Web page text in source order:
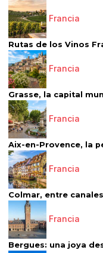
Francia
Rutas de los Vinos
Francia
Grasse, la capital
Francia
Aix-en-Provence, la
Francia
Colmar, entre
Francia
Bergues: una joya